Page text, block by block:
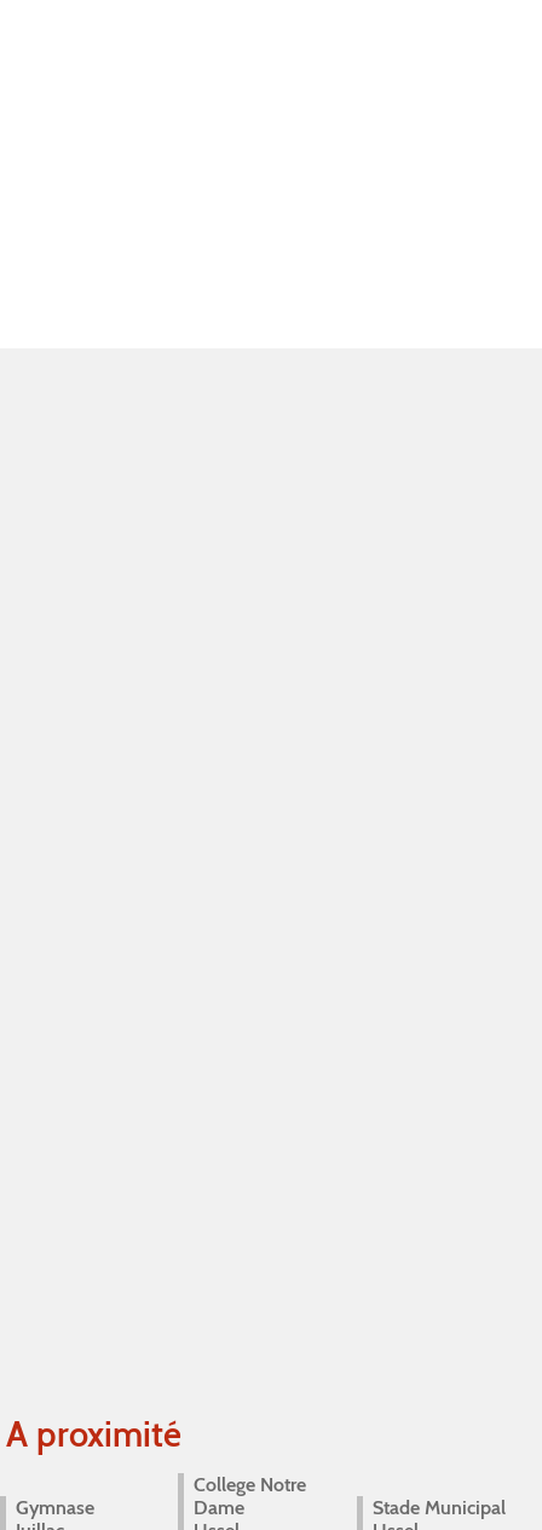
A proximité
Gymnase
College Notre
Dame
Stade Municipal